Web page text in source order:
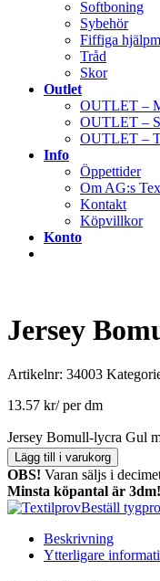
Softboning
Sybehör
Fiffiga
Tråd
Skor
Outlet
OUTLET –
OUTLET –
OUTLET –
Info
Öppettider
Om AG:s
Kontakt
Köpvillkor
Konto
Jersey
Artikelnr: 34003
13.57 kr/ per dm
Jersey Bomull-lycra Gul
Lägg till i varukorg
OBS! Varan säljs i
Minsta köpantal är 3dm!
Beställ
Beskrivning
Ytterligare